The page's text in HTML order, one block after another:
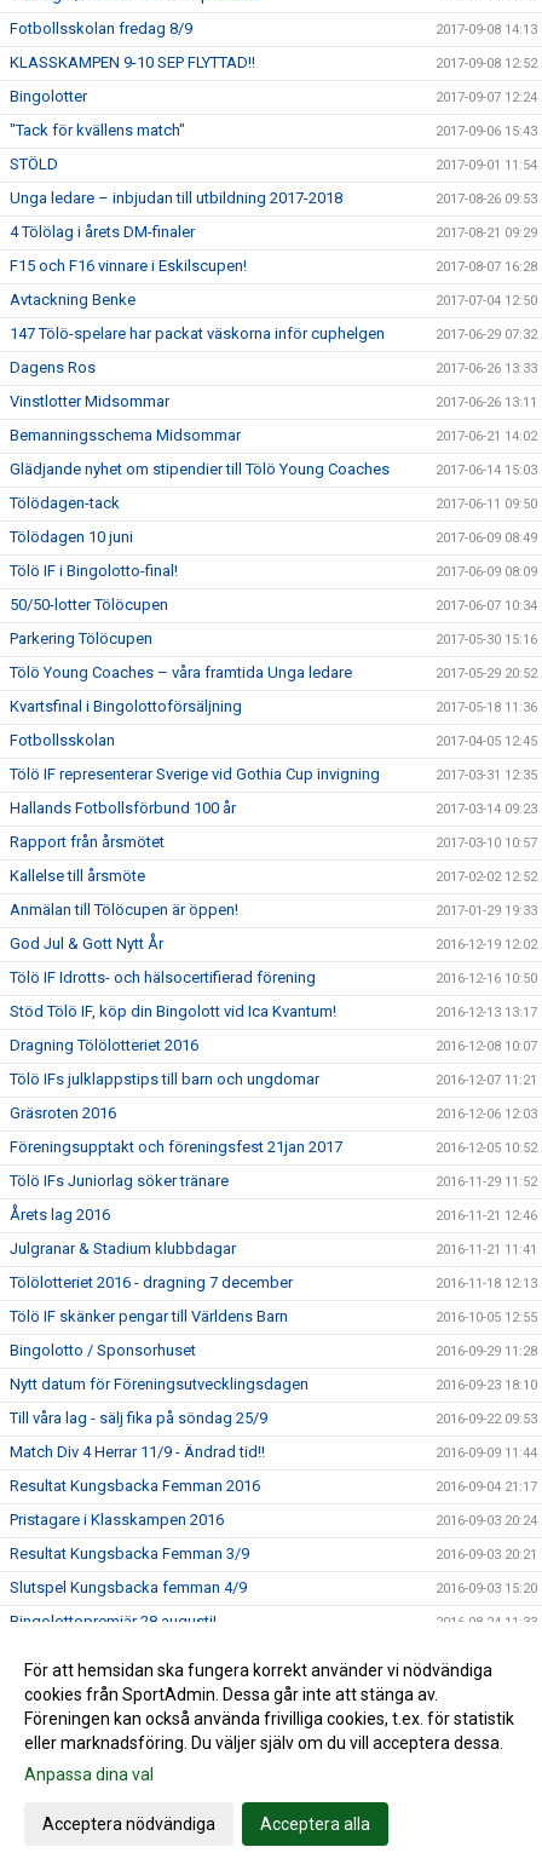
Fotbollsskolan fredag 8/9 2017-09-08 14:13
KLASSKAMPEN 9-10 SEP FLYTTAD!! 2017-09-08 12:52
Bingolotter 2017-09-07 12:24
"Tack för kvällens match" 2017-09-06 15:43
STÖLD 2017-09-01 11:54
Unga ledare – inbjudan till utbildning 2017-2018 2017-08-26 09:53
4 Tölölag i årets DM-finaler 2017-08-21 09:29
F15 och F16 vinnare i Eskilscupen! 2017-08-07 16:28
Avtackning Benke 2017-07-04 12:50
147 Tölö-spelare har packat väskorna inför cuphelgen 2017-06-29 07:32
Dagens Ros 2017-06-26 13:33
Vinstlotter Midsommar 2017-06-26 13:11
Bemanningsschema Midsommar 2017-06-21 14:02
Glädjande nyhet om stipendier till Tölö Young Coaches 2017-06-14 15:03
Tölödagen-tack 2017-06-11 09:50
Tölödagen 10 juni 2017-06-09 08:49
Tölö IF i Bingolotto-final! 2017-06-09 08:09
50/50-lotter Tölöcupen 2017-06-07 10:34
Parkering Tölöcupen 2017-05-30 15:16
Tölö Young Coaches – våra framtida Unga ledare 2017-05-29 20:52
Kvartsfinal i Bingolottoförsäljning 2017-05-18 11:36
Fotbollsskolan 2017-04-05 12:45
Tölö IF representerar Sverige vid Gothia Cup invigning 2017-03-31 12:35
Hallands Fotbollsförbund 100 år 2017-03-14 09:23
Rapport från årsmötet 2017-03-10 10:57
Kallelse till årsmöte 2017-02-02 12:52
Anmälan till Tölöcupen är öppen! 2017-01-29 19:33
God Jul & Gott Nytt År 2016-12-19 12:02
Tölö IF Idrotts- och hälsocertifierad förening 2016-12-16 10:50
Stöd Tölö IF, köp din Bingolott vid Ica Kvantum! 2016-12-13 13:17
Dragning Tölölotteriet 2016 2016-12-08 10:07
Tölö IFs julklappstips till barn och ungdomar 2016-12-07 11:21
Gräsroten 2016 2016-12-06 12:03
Föreningsupptakt och föreningsfest 21jan 2017 2016-12-05 10:52
Tölö IFs Juniorlag söker tränare 2016-11-29 11:52
Årets lag 2016 2016-11-21 12:46
Julgranar & Stadium klubbdagar 2016-11-21 11:41
Tölölotteriet 2016 - dragning 7 december 2016-11-18 12:13
Tölö IF skänker pengar till Världens Barn 2016-10-05 12:55
Bingolotto / Sponsorhuset 2016-09-29 11:28
Nytt datum för Föreningsutvecklingsdagen 2016-09-23 18:10
Till våra lag - sälj fika på söndag 25/9 2016-09-22 09:53
Match Div 4 Herrar 11/9 - Ändrad tid!! 2016-09-09 11:44
Resultat Kungsbacka Femman 2016 2016-09-04 21:17
Pristagare i Klasskampen 2016 2016-09-03 20:24
Resultat Kungsbacka Femman 3/9 2016-09-03 20:21
Slutspel Kungsbacka femman 4/9 2016-09-03 15:20
Bingolottopremiär 28 augusti! 2016-08-24 11:33
Fotbollsskolan
Trevlig sommar önskar Tölö IF 2016-06-28 14:06
Lyckat midsommarfirande på Hamravallen
Tölö IF i semifinal i bingolottsförsäljning
För att hemsidan ska fungera korrekt använder vi nödvändiga
cookies från SportAdmin. Dessa går inte att stänga av.
Föreningen kan också använda frivilliga cookies, t.ex. för statistik
eller marknadsföring. Du väljer själv om du vill acceptera dessa.
Anpassa dina val
Acceptera nödvändiga Acceptera alla